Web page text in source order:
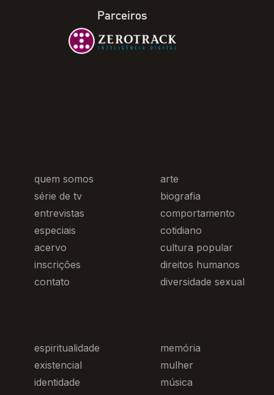
Parceiros
quem somos
série de tv
entrevistas
especiais
acervo
inscrições
contato
arte
biografia
comportamento
cotidiano
cultura popular
direitos humanos
diversidade sexual
espiritualidade
existencial
identidade
memória
mulher
música